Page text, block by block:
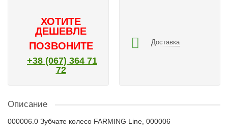
ХОТИТЕ
ДЕШЕВЛЕ
ПОЗВОНИТЕ
+38 (067) 364 71
72
Доставка
Описание
000006.0 Зубчате колесо FARMING Line, 000006